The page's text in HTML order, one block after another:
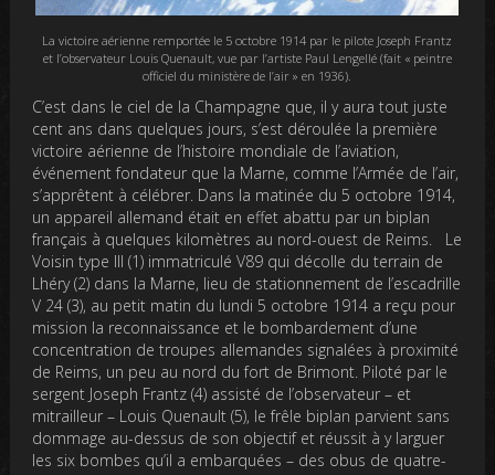
La victoire aérienne remportée le 5 octobre 1914 par le pilote Joseph Frantz
et l’observateur Louis Quenault, vue par l’artiste Paul Lengellé (fait « peintre
officiel du ministère de l’air » en 1936).
C’est dans le ciel de la Champagne que, il y aura tout juste
cent ans dans quelques jours, s’est déroulée la première
victoire aérienne de l’histoire mondiale de l’aviation,
événement fondateur que la Marne, comme l’Armée de l’air,
s’apprêtent à célébrer. Dans la matinée du 5 octobre 1914,
un appareil allemand était en effet abattu par un biplan
français à quelques kilomètres au nord-ouest de Reims. Le
Voisin type III (1) immatriculé V89 qui décolle du terrain de
Lhéry (2) dans la Marne, lieu de stationnement de l’escadrille
V 24 (3), au petit matin du lundi 5 octobre 1914 a reçu pour
mission la reconnaissance et le bombardement d’une
concentration de troupes allemandes signalées à proximité
de Reims, un peu au nord du fort de Brimont. Piloté par le
sergent Joseph Frantz (4) assisté de l’observateur – et
mitrailleur – Louis Quenault (5), le frêle biplan parvient sans
dommage au-dessus de son objectif et réussit à y larguer
les six bombes qu’il a embarquées – des obus de quatre-